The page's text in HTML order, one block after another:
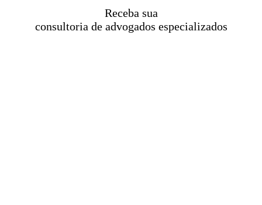
Receba sua
consultoria de advogados especializados